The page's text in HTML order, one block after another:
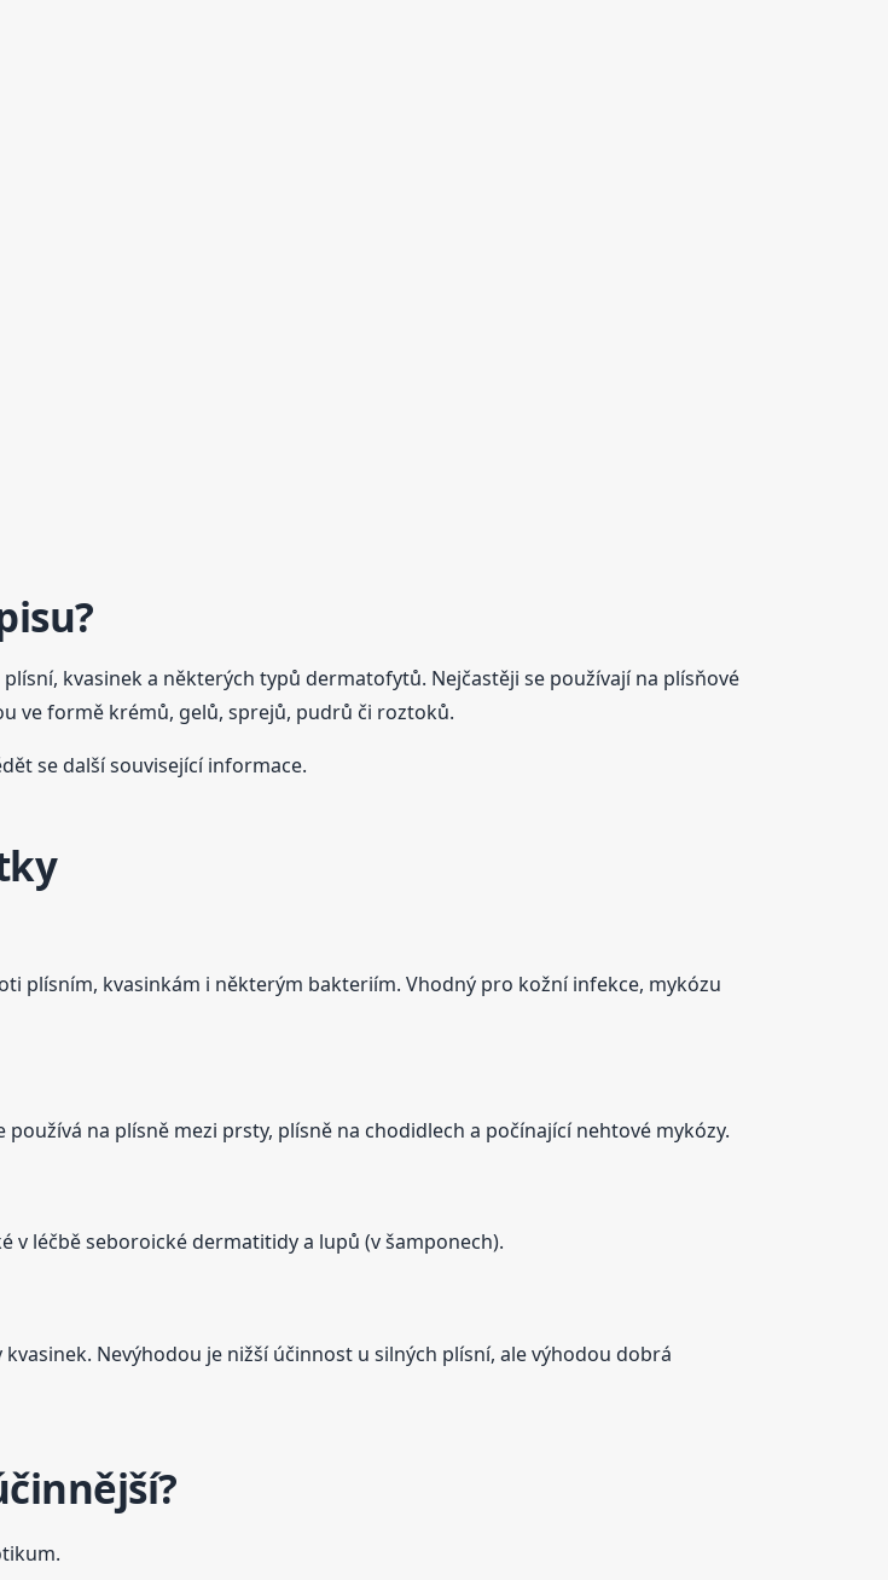
kvasinek a některých typů dermatofytů. Nejčastěji se používají na plísňové
ve formě krémů, gelů, sprejů, pudrů či roztoků.
se další související informace.
plísním, kvasinkám i některým bakteriím. Vhodný pro kožní infekce, mykózu
na plísně mezi prsty, plísně na chodidlech a počínající nehtové mykózy.
v léčbě seboroické dermatitidy a lupů (v šamponech).
Nevýhodou je nižší účinnost u silných plísní, ale výhodou dobrá